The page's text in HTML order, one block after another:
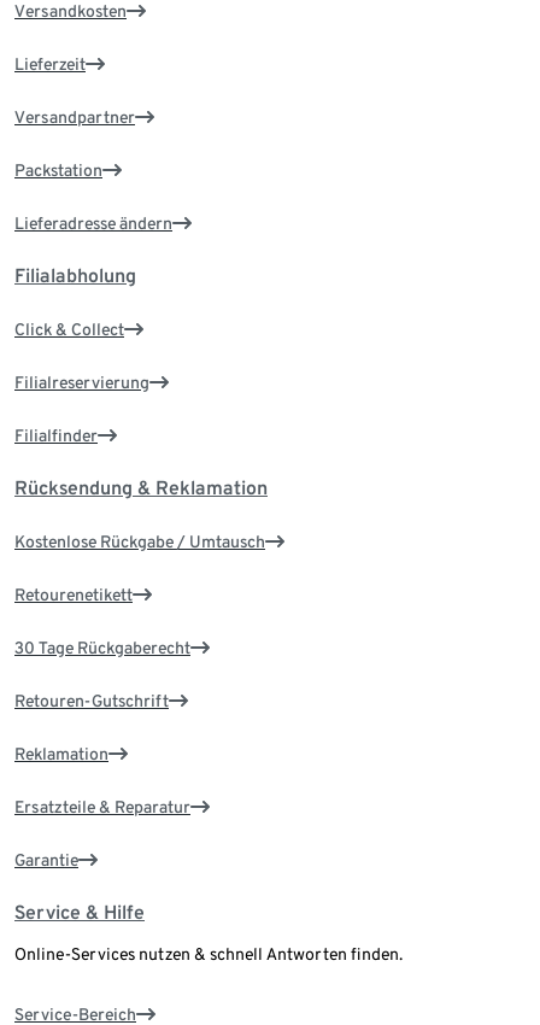
Versandkosten
Lieferzeit
Versandpartner
Packstation
Lieferadresse ändern
Filialabholung
Click & Collect
Filialreservierung
Filialfinder
Rücksendung & Reklamation
Kostenlose Rückgabe / Umtausch
Retourenetikett
30 Tage Rückgaberecht
Retouren-Gutschrift
Reklamation
Ersatzteile & Reparatur
Garantie
Service & Hilfe
Online-Services nutzen & schnell Antworten finden.
Service-Bereich